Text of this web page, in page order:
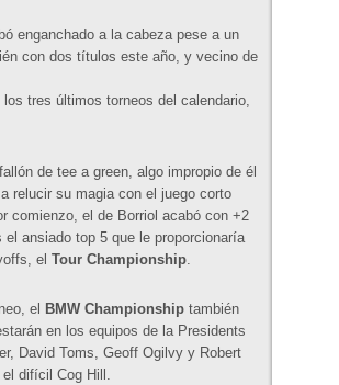
enganchado a la cabeza pese a un
con dos títulos este año, y vecino de
tres últimos torneos del calendario,
de tee a green, algo impropio de él
relucir su magia con el juego corto
comienzo, el de Borriol acabó con +2
ansiado top 5 que le proporcionaría
el Tour Championship.
el BMW Championship también
en los equipos de la Presidents
David Toms, Geoff Ogilvy y Robert
difícil Cog Hill.